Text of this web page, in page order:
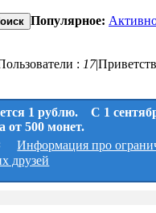
Популярное:
: 17|
1 рублю. С 1
500 монет.
Информация про
друзей